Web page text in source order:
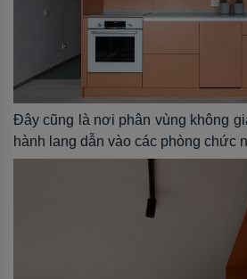
Đây cũng là nơi phân vùng không
hành lang dẫn vào các phòng chức